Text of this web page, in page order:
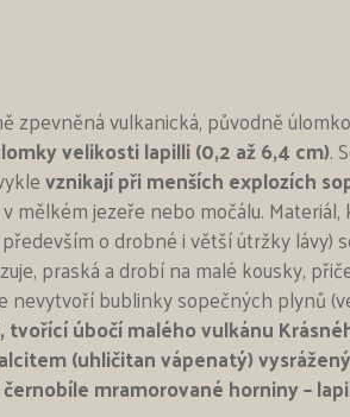
zpevněná vulkanická, původně
velikosti lapilli (0,2 až 6,4 cm).
vznikají při menších explozích
mělkém jezeře nebo močálu.
o drobné i větší útržky lávy)
praská a drobí na malé kousky,
nevytvoří bublinky sopečných plynů
tvořící úbočí malého vulkánu
(uhličitan vápenatý)
mramorované horniny –